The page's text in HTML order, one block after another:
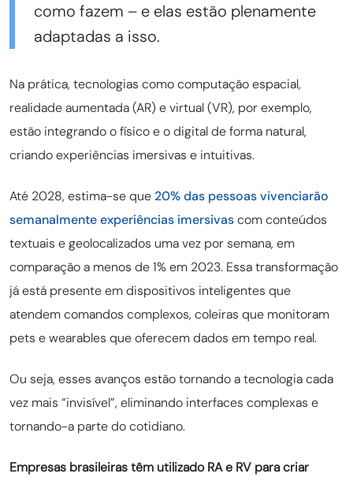
como fazem – e elas estão plenamente
adaptadas a isso.
Na prática, tecnologias como computação espacial,
realidade aumentada (AR) e virtual (VR), por exemplo,
estão integrando o físico e o digital de forma natural,
criando experiências imersivas e intuitivas.
Até 2028, estima-se que 20% das pessoas vivenciarão
semanalmente experiências imersivascom conteúdos
textuais e geolocalizados uma vez por semana, em
comparação a menos de 1% em 2023. Essa transformação
já está presente em dispositivos inteligentes que
atendem comandos complexos, coleiras que monitoram
pets e wearables que oferecem dados em tempo real.
Ou seja, esses avanços estão tornando a tecnologia cada
vez mais “invisível”, eliminando interfaces complexas e
tornando-a parte do cotidiano.
Empresas brasileiras têm utilizado RA e RV para criar